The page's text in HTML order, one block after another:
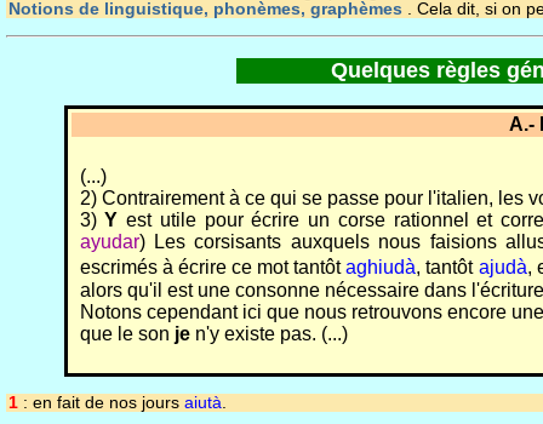
Notions de linguistique, phonèmes, graphèmes . Cela dit, si on
Quelques règles
A.-
(...)
2) Contrairement à ce qui se passe pour l'italien, les
3)Y est utile pour écrire un corse rationnel et
ayudar) Les corsisants auxquels nous faisions
escrimés à écrire ce mot tantôtaghiudà, tantôt ajudà,
alors qu'il est une consonne nécessaire dans
Notons cependant ici que nous retrouvons encore
que le son jen'y existe pas. (...)
1 : en fait de nos jours aiutà